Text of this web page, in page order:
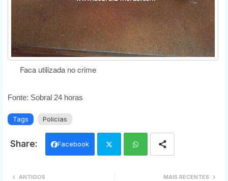
Faca utilizada no crime
Fonte: Sobral 24 horas
Tags Policias
Facebook
MAIS RECENTES
ANTIGOS